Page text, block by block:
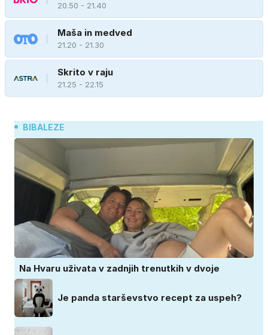
20.50 - 21.40
Maša in medved
21.20 - 21.30
Skrito v raju
21.25 - 22.15
BIBALEZE
Na Hvaru uživata v zadnjih trenutkih v dvoje
Je panda starševstvo recept za uspeh?